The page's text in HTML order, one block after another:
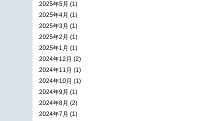
2025年5月 (1)
2025年4月 (1)
2025年3月 (1)
2025年2月 (1)
2025年1月 (1)
2024年12月 (2)
2024年11月 (1)
2024年10月 (1)
2024年9月 (1)
2024年8月 (2)
2024年7月 (1)